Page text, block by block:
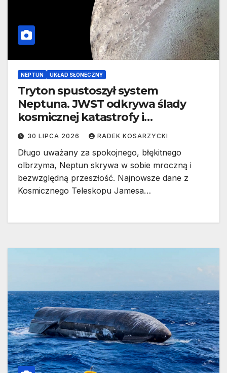
NEPTUN UKŁAD SŁONECZNY
Tryton spustoszył system
Neptuna. JWST odkrywa ślady
kosmicznej katastrofy i
zaginionego lodu
30 LIPCA 2026 RADEK KOSARZYCKI
Długo uważany za spokojnego, błękitnego
olbrzyma, Neptun skrywa w sobie mroczną i
bezwzględną przeszłość. Najnowsze dane z
Kosmicznego Teleskopu Jamesa…